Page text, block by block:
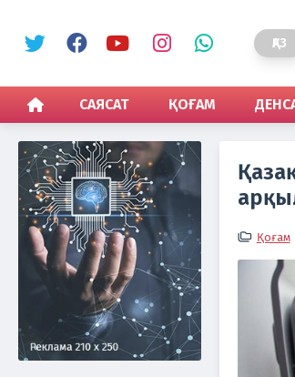
ҚАЗ
САЯСАТ ҚОҒАМ
Қоғам